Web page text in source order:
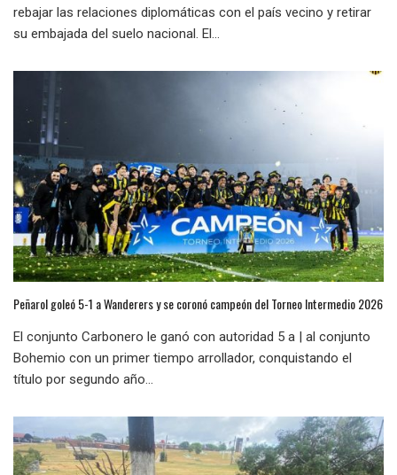
rebajar las relaciones diplomáticas con el país vecino y retirar
su embajada del suelo nacional. El...
Peñarol goleó 5-1 a Wanderers y se coronó campeón del Torneo Intermedio 2026
El conjunto Carbonero le ganó con autoridad 5 a | al conjunto
Bohemio con un primer tiempo arrollador, conquistando el
título por segundo año...